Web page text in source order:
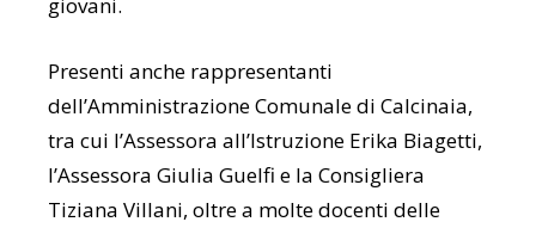
Presenti anche rappresentanti
dell’Amministrazione Comunale di Calcinaia,
tra cui l’Assessora all’Istruzione Erika Biagetti,
l’Assessora Giulia Guelfi e la Consigliera
Tiziana Villani, oltre a molte docenti delle